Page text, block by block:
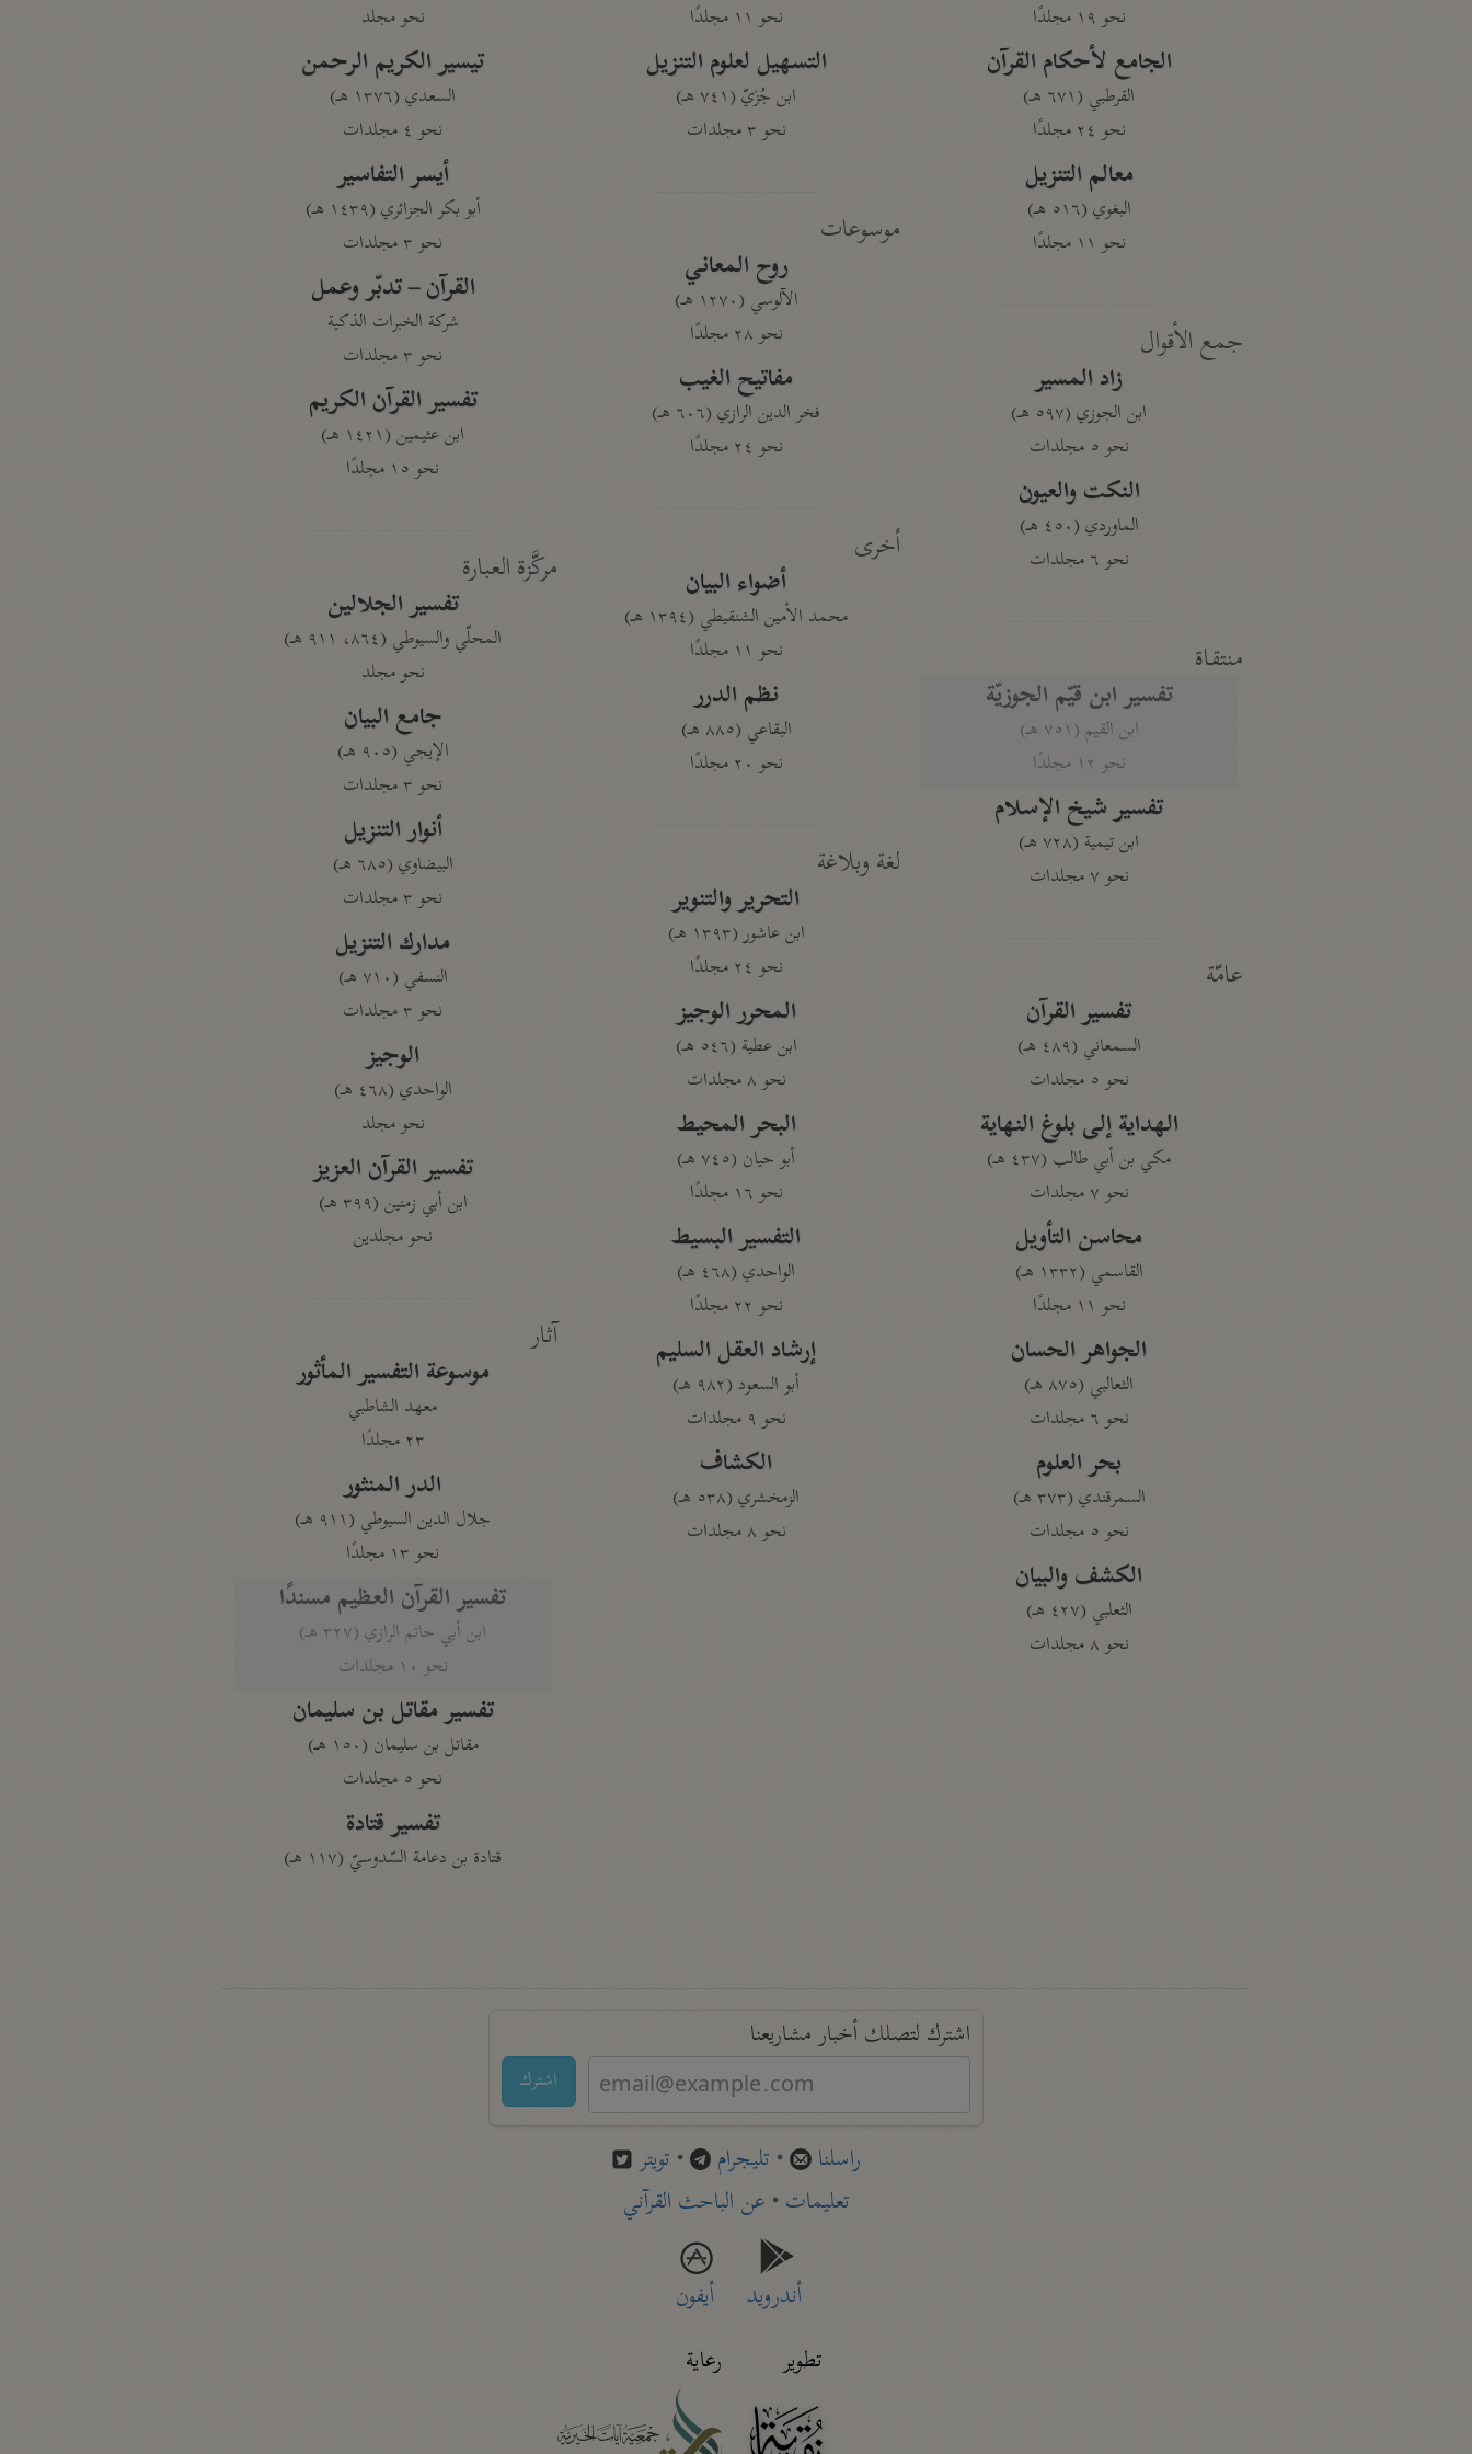
نحو ١٩ مجلدًا
الجامع لأحكام القرآن
القرطبي (٦٧١ هـ)
نحو ٢٤ مجلدًا
معالم التنزيل
البغوي (٥١٦ هـ)
نحو ١١ مجلدًا
جمع الأقوال
زاد المسير
ابن الجوزي (٥٩٧ هـ)
نحو ٥ مجلدات
النكت والعيون
الماوردي (٤٥٠ هـ)
نحو ٦ مجلدات
منتقاة
تفسير ابن قيّم الجوزيّة
ابن القيم (٧٥١ هـ)
نحو ١٢ مجلدًا
تفسير شيخ الإسلام
ابن تيمية (٧٢٨ هـ)
نحو ٧ مجلدات
عامّة
تفسير القرآن
السمعاني (٤٨٩ هـ)
نحو ٥ مجلدات
الهداية إلى بلوغ النهاية
مكي بن أبي طالب (٤٣٧ هـ)
نحو ٧ مجلدات
محاسن التأويل
القاسمي (١٣٣٢ هـ)
نحو ١١ مجلدًا
الجواهر الحسان
الثعالبي (٨٧٥ هـ)
نحو ٦ مجلدات
بحر العلوم
السمرقندي (٣٧٣ هـ)
نحو ٥ مجلدات
الكشف والبيان
الثعلبي (٤٢٧ هـ)
نحو ٨ مجلدات
نحو ١١ مجلدًا
التسهيل لعلوم التنزيل
ابن جُزَيّ (٧٤١ هـ)
نحو ٣ مجلدات
موسوعات
روح المعاني
الآلوسي (١٢٧٠ هـ)
نحو ٢٨ مجلدًا
مفاتيح الغيب
فخر الدين الرازي (٦٠٦ هـ)
نحو ٢٤ مجلدًا
أخرى
أضواء البيان
محمد الأمين الشنقيطي (١٣٩٤ هـ)
نحو ١١ مجلدًا
نظم الدرر
البقاعي (٨٨٥ هـ)
نحو ٢٠ مجلدًا
لغة وبلاغة
التحرير والتنوير
ابن عاشور (١٣٩٣ هـ)
نحو ٢٤ مجلدًا
المحرر الوجيز
ابن عطية (٥٤٦ هـ)
نحو ٨ مجلدات
البحر المحيط
أبو حيان (٧٤٥ هـ)
نحو ١٦ مجلدًا
التفسير البسيط
الواحدي (٤٦٨ هـ)
نحو ٢٢ مجلدًا
إرشاد العقل السليم
أبو السعود (٩٨٢ هـ)
نحو ٩ مجلدات
الكشاف
الزمخشري (٥٣٨ هـ)
نحو ٨ مجلدات
نحو مجلد
تيسير الكريم الرحمن
السعدي (١٣٧٦ هـ)
نحو ٤ مجلدات
أيسر التفاسير
أبو بكر الجزائري (١٤٣٩ هـ)
نحو ٣ مجلدات
القرآن – تدبّر وعمل
شركة الخبرات الذكية
نحو ٣ مجلدات
تفسير القرآن الكريم
ابن عثيمين (١٤٢١ هـ)
نحو ١٥ مجلدًا
مركَّزة العبارة
تفسير الجلالين
المحلّي والسيوطي (٨٦٤، ٩١١ هـ)
نحو مجلد
جامع البيان
الإيجي (٩٠٥ هـ)
نحو ٣ مجلدات
أنوار التنزيل
البيضاوي (٦٨٥ هـ)
نحو ٣ مجلدات
مدارك التنزيل
النسفي (٧١٠ هـ)
نحو ٣ مجلدات
الوجيز
الواحدي (٤٦٨ هـ)
نحو مجلد
تفسير القرآن العزيز
ابن أبي زمنين (٣٩٩ هـ)
نحو مجلدين
آثار
موسوعة التفسير المأثور
معهد الشاطبي
٢٣ مجلدًا
الدر المنثور
جلال الدين السيوطي (٩١١ هـ)
نحو ١٣ مجلدًا
تفسير القرآن العظيم مسندًا
ابن أبي حاتم الرازي (٣٢٧ هـ)
نحو ١٠ مجلدات
تفسير مقاتل بن سليمان
مقاتل بن سليمان (١٥٠ هـ)
نحو ٥ مجلدات
تفسير قتادة
قتادة بن دعامة السّدوسيّ (١١٧ هـ)
اشترك لتصلك أخبار مشاريعنا
اشترك
راسلنا • تليجرام • تويتر
تعليمات• عن الباحث القرآني
أندرويد
أيفون
تطوير
رعاية